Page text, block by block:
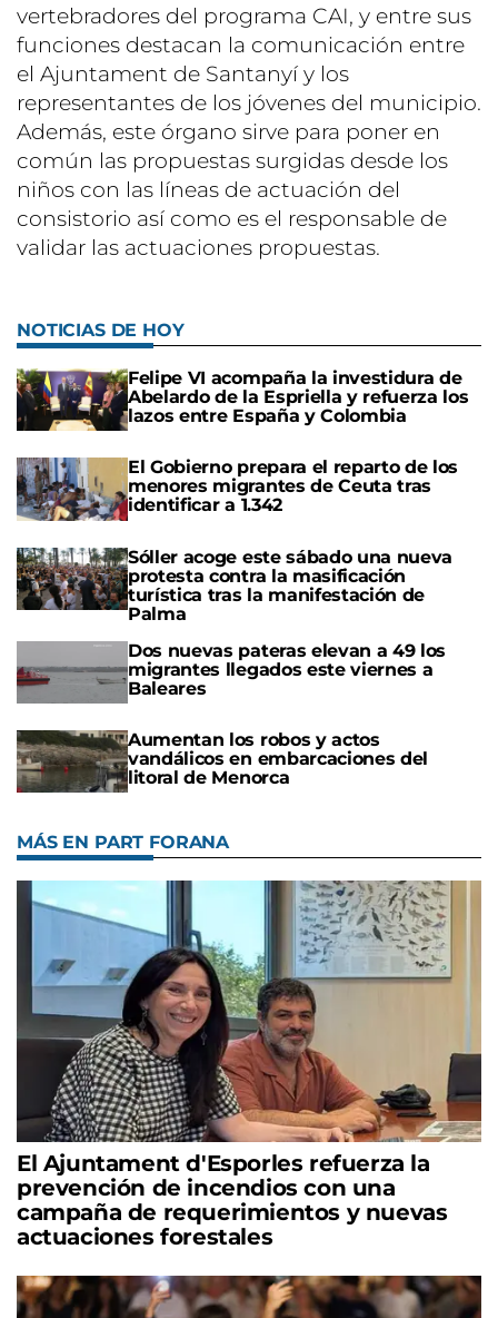
vertebradores del programa CAI, y entre sus
funciones destacan la comunicación entre
el Ajuntament de Santanyí y los
representantes de los jóvenes del municipio.
Además, este órgano sirve para poner en
común las propuestas surgidas desde los
niños con las líneas de actuación del
consistorio así como es el responsable de
validar las actuaciones propuestas.
NOTICIAS DE HOY
Felipe VI acompaña la investidura de
Abelardo de la Espriella y refuerza los
lazos entre España y Colombia
El Gobierno prepara el reparto de los
menores migrantes de Ceuta tras
identificar a 1.342
Sóller acoge este sábado una nueva
protesta contra la masificación
turística tras la manifestación de
Palma
Dos nuevas pateras elevan a 49 los
migrantes llegados este viernes a
Baleares
Aumentan los robos y actos
vandálicos en embarcaciones del
litoral de Menorca
MÁS EN PART FORANA
El Ajuntament d'Esporles refuerza la
prevención de incendios con una
campaña de requerimientos y nuevas
actuaciones forestales